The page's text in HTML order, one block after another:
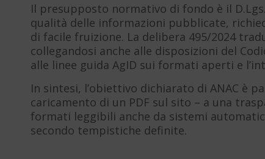
Il presupposto normativo di fondo è il
qualità delle informazioni pubblicate,
di facile fruizione. La delibera 495/2024
collegandosi anche alle disposizioni del
alle linee guida AgID sui formati aperti e
In sintesi, l’obiettivo dichiarato di ANAC è
caricamento di un PDF sul sito – a una
formati leggibili anche da sistemi
secondo tempistiche definite.